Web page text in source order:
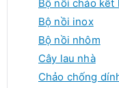
Bộ nồi chảo kết
Bộ nồi inox
Bộ nồi nhôm
Cây lau nhà
Chảo chống